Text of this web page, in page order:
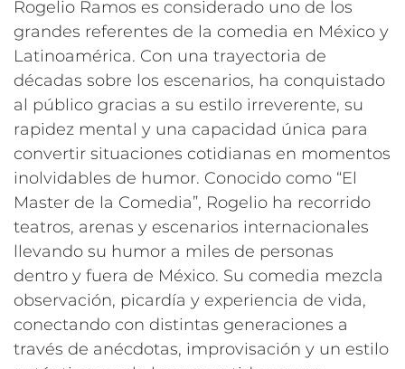
Rogelio Ramos es considerado uno de los
grandes referentes de la comedia en México y
Latinoamérica. Con una trayectoria de
décadas sobre los escenarios, ha conquistado
al público gracias a su estilo irreverente, su
rapidez mental y una capacidad única para
convertir situaciones cotidianas en momentos
inolvidables de humor. Conocido como “El
Master de la Comedia”, Rogelio ha recorrido
teatros, arenas y escenarios internacionales
llevando su humor a miles de personas
dentro y fuera de México. Su comedia mezcla
observación, picardía y experiencia de vida,
conectando con distintas generaciones a
través de anécdotas, improvisación y un estilo